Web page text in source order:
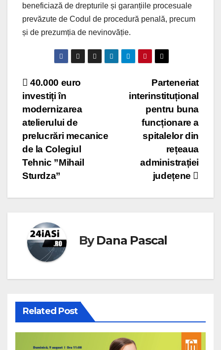
beneficiază de drepturile și garanțiile procesuale
prevăzute de Codul de procedură penală, precum
și de prezumția de nevinovăție.
Post
navigation
Parteneriat
interinstituțional
pentru buna
funcționare a
spitalelor din
rețeaua
administrației
județene
40.000 euro
investiți în
modernizarea
atelierului de
prelucrări mecanice
de la Colegiul
Tehnic ”Mihail
Sturdza”
ByDana Pascal
Related Post